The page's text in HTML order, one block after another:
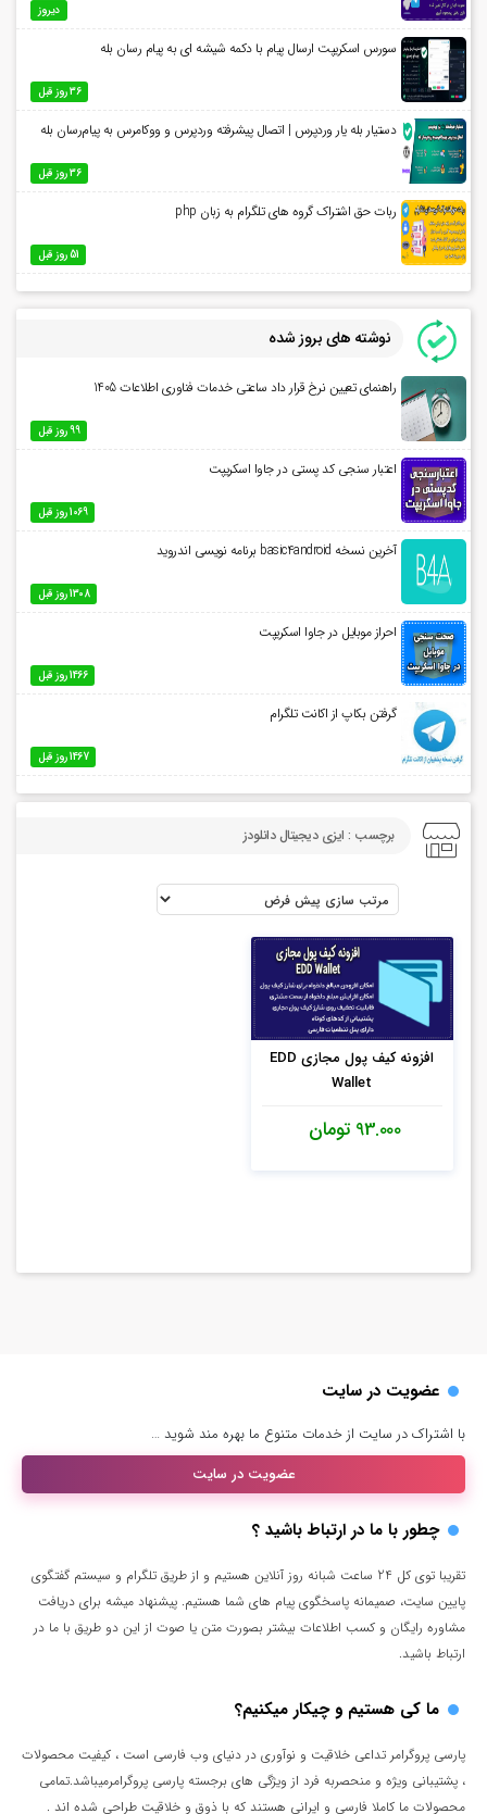
دیروز
سورس اسکریپت ارسال پیام با دکمه شیشه ای به پیام رسان بله
36 روز قبل
دستیار بله یار وردپرس | اتصال پیشرفته وردپرس و ووکامرس به پیام‌رسان بله
36 روز قبل
ربات حق اشتراک گروه های تلگرام به زبان php
51 روز قبل
نوشته های بروز شده
راهنمای تعیین نرخ قرار داد ساعتی خدمات فناوری اطلاعات 1405
99 روز قبل
اعتبار سنجی کد پستی در جاوا اسکریپت
1069 روز قبل
آخرین نسخه basic4android برنامه نویسی اندروید
1308 روز قبل
احراز موبایل در جاوا اسکریپت
1466 روز قبل
گرفتن بکاپ از اکانت تلگرام
1467 روز قبل
برچسب : ایزی دیجیتال دانلودز
افزونه کیف پول مجازی EDD
Wallet
93.000 تومان
عضویت در سایت
با اشتراک در سایت از خدمات متنوع ما بهره مند شوید …
عضویت در سایت
چطور با ما در ارتباط باشید ؟
تقریبا توی کل 24 ساعت شبانه روز آنلاین هستیم و از طریق تلگرام و سیستم گفتگوی
پایین سایت، صمیمانه پاسخگوی پیام های شما هستیم. پیشنهاد میشه برای دریافت
مشاوره رایگان و کسب اطلاعات بیشتر بصورت متن یا صوت از این دو طریق با ما در
ارتباط باشید.
ما کی هستیم و چیکار میکنیم؟
پارسی پروگرامر تداعی خلاقیت و نوآوری در دنیای وب فارسی است ، کیفیت محصولات
، پشتیبانی ویژه و منحصربه فرد از ویژگی های برجسته پارسی پروگرامرمیباشد.تمامی
محصولات ما کاملا فارسی و ایرانی هستند که با ذوق و خلاقیت طراحی شده اند .